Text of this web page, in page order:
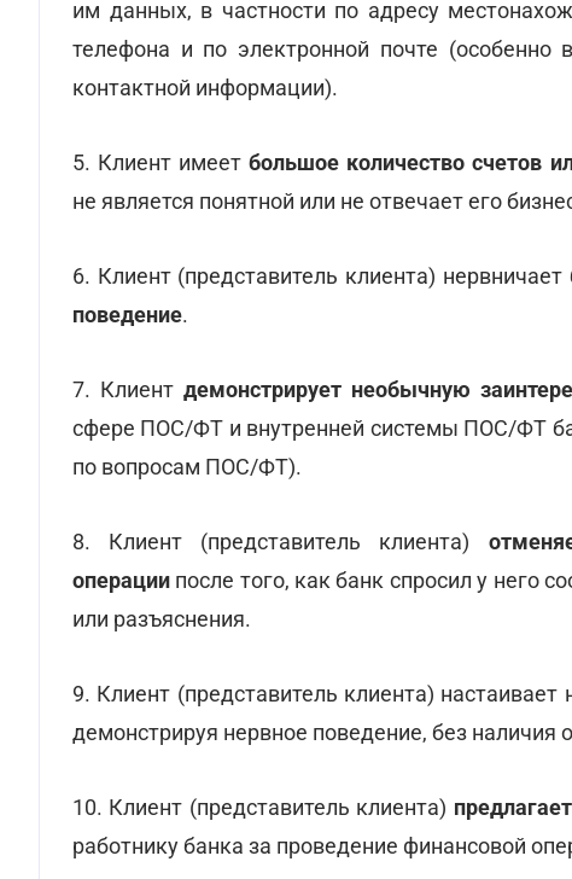
им данных, в частности по адресу
телефона и по электронной почте (особенно
контактной информации).
5. Клиент имеетбольшое количество счетов
не является понятной или не отвечает его
6. Клиент (представитель клиента)
поведение.
7. Клиент демонстрирует необычную
сфере ПОС/ФТ и внутренней системы ПОС/ФТ
по вопросам ПОС/ФТ).
8. Клиент (представитель клиента)
операции после того, как банк спросил у
или разъяснения.
9. Клиент (представитель клиента)
демонстрируя нервное поведение, без наличия
10. Клиент (представитель клиента)
работнику банка за проведение финансовой